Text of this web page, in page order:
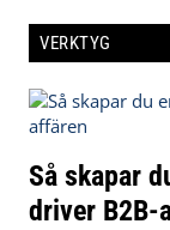
VERKTYG
Så skapar
driver B2B-